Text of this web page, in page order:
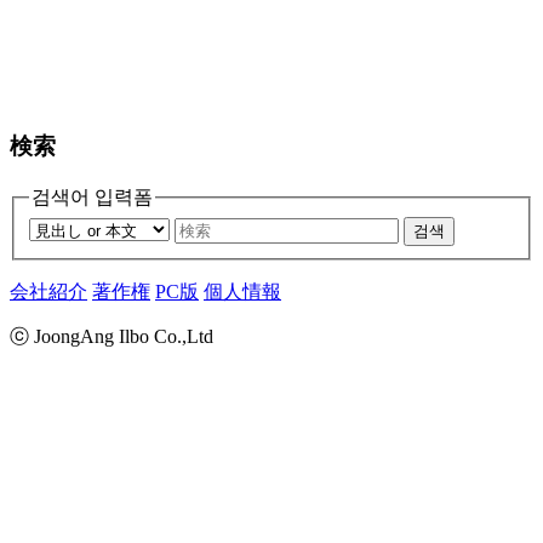
検索
검색어 입력폼
검색
会社紹介 著作権 PC版 個人情報
ⓒ JoongAng Ilbo Co.,Ltd